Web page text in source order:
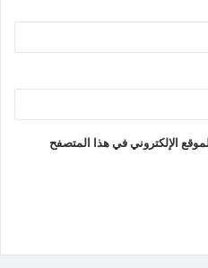
الإلكتروني في هذا المتصفح